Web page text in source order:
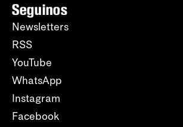
Seguinos
Newsletters
RSS
YouTube
WhatsApp
Instagram
Facebook